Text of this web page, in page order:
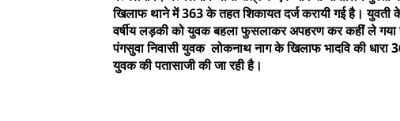
खिलाफ थाने में 363 के तहत शिकायत दर्ज करायी गई है। युवती
वर्षीय लड़की को युवक बहला फुसलाकर अपहरण कर कहीं ले गया
पंगसुवा निवासी युवक लोकनाथ नाग के खिलाफ भादवि की
युवक की पतासाजी की जा रही है।